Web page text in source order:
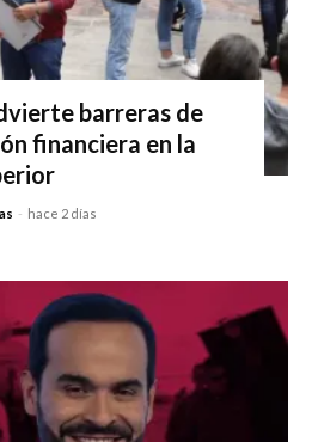
barreras de
financiera en la
- hace 2 días